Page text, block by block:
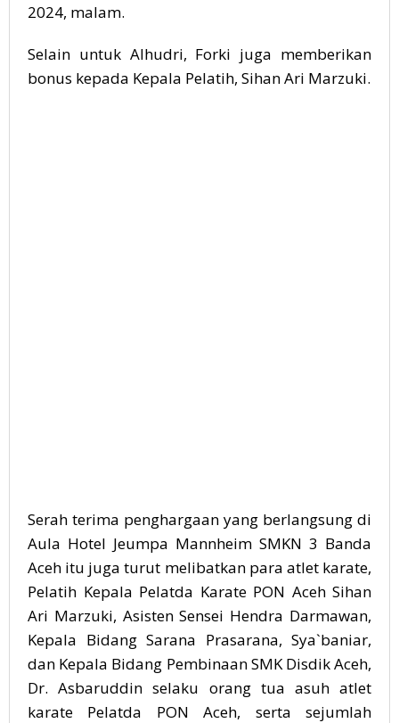
2024, malam.
Selain untuk Alhudri, Forki juga memberikan
bonus kepada Kepala Pelatih, Sihan Ari Marzuki.
Serah terima penghargaan yang berlangsung di
Aula Hotel Jeumpa Mannheim SMKN 3 Banda
Aceh itu juga turut melibatkan para atlet karate,
Pelatih Kepala Pelatda Karate PON Aceh Sihan
Ari Marzuki, Asisten Sensei Hendra Darmawan,
Kepala Bidang Sarana Prasarana, Sya`baniar,
dan Kepala Bidang Pembinaan SMK Disdik Aceh,
Dr. Asbaruddin selaku orang tua asuh atlet
karate Pelatda PON Aceh, serta sejumlah